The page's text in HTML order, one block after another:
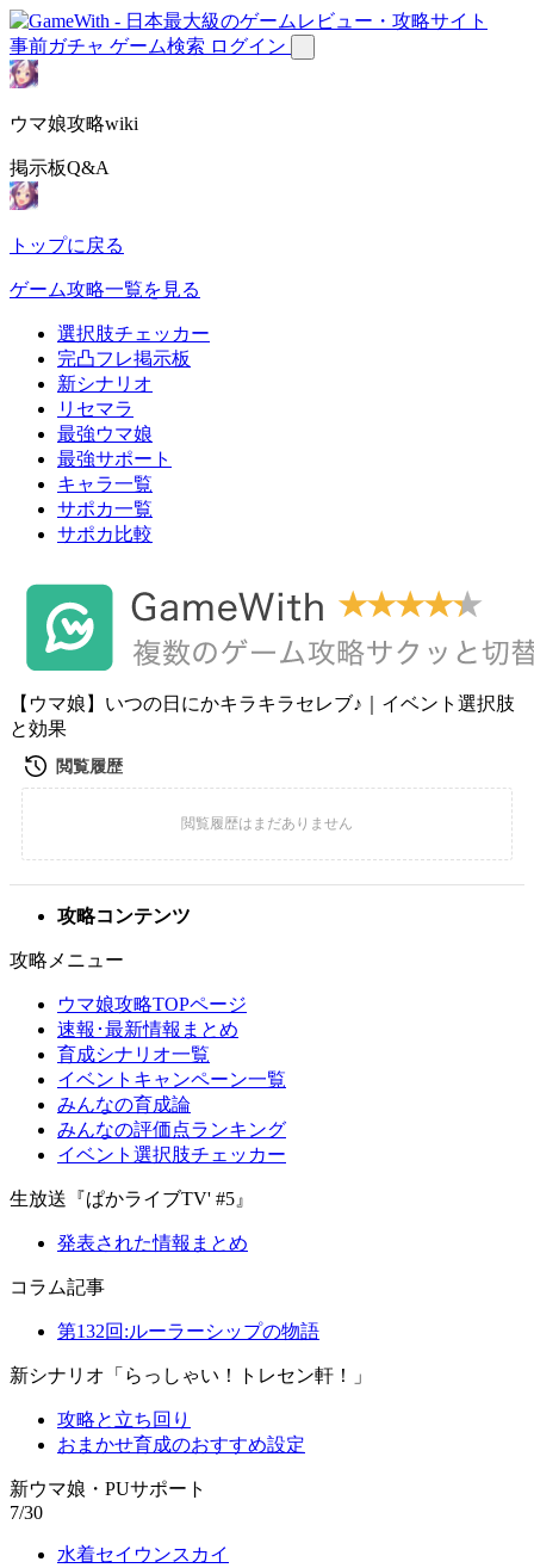
事前ガチャ ゲーム検索 ログイン
ウマ娘攻略wiki
掲示板Q&A
トップに戻る
ゲーム攻略一覧を見る
選択肢チェッカー
完凸フレ掲示板
新シナリオ
リセマラ
最強ウマ娘
最強サポート
キャラ一覧
サポカ一覧
サポカ比較
【ウマ娘】いつの日にかキラキラセレブ♪｜イベント選択肢
と効果
攻略コンテンツ
攻略メニュー
ウマ娘攻略TOPページ
速報･最新情報まとめ
育成シナリオ一覧
イベントキャンペーン一覧
みんなの育成論
みんなの評価点ランキング
イベント選択肢チェッカー
生放送『ぱかライブTV' #5』
発表された情報まとめ
コラム記事
第132回:ルーラーシップの物語
新シナリオ「らっしゃい！トレセン軒！」
攻略と立ち回り
おまかせ育成のおすすめ設定
新ウマ娘・PUサポート
7/30
水着セイウンスカイ